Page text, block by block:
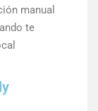
manual
te